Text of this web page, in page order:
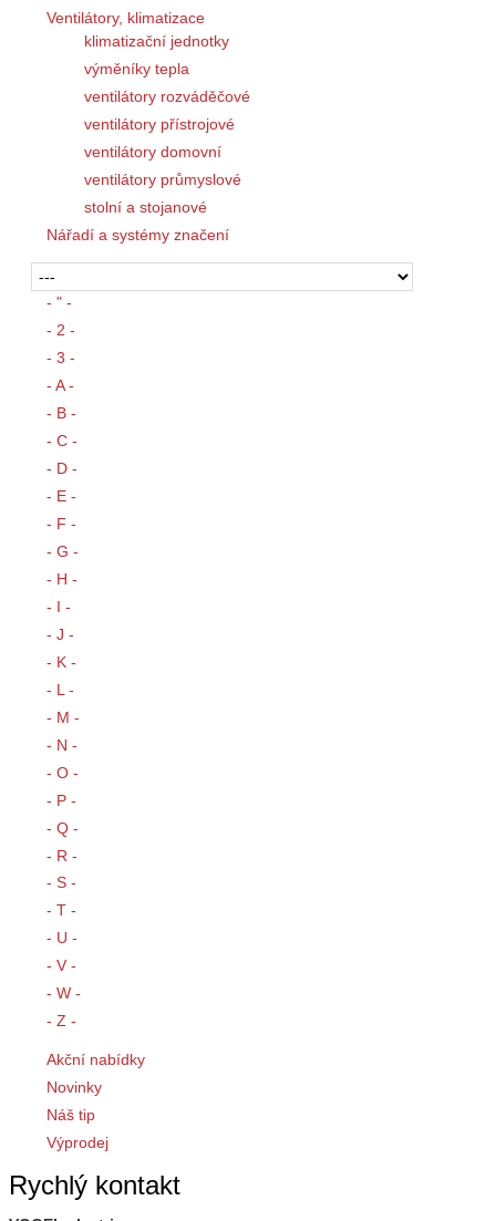
Ventilátory, klimatizace
klimatizační jednotky
výměníky tepla
ventilátory rozváděčové
ventilátory přístrojové
ventilátory domovní
ventilátory průmyslové
stolní a stojanové
Nářadí a systémy značení
- " -
- 2 -
- 3 -
- A -
- B -
- C -
- D -
- E -
- F -
- G -
- H -
- I -
- J -
- K -
- L -
- M -
- N -
- O -
- P -
- Q -
- R -
- S -
- T -
- U -
- V -
- W -
- Z -
Akční nabídky
Novinky
Náš tip
Výprodej
Rychlý kontakt